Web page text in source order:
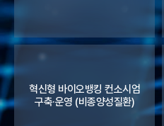
혁신형 바이오뱅킹 컨소시엄
구축·운영 (비종양성질환)